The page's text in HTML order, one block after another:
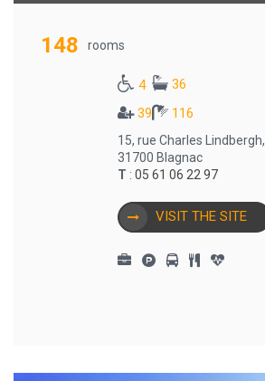
148 rooms
4
36
39
116
15, rue Charles Lindbergh,
31700 Blagnac
T : 05 61 06 22 97
VISIT THE SITE